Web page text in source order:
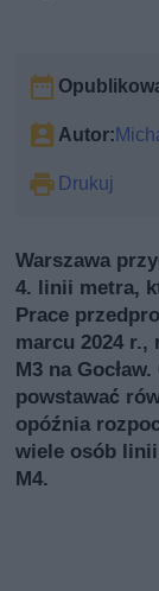
Autor:
Drukuj
Warszawa
4. linii metra,
Prace
marcu 2024
M3 na
powstawać
opóźnia
wiele osób
M4.